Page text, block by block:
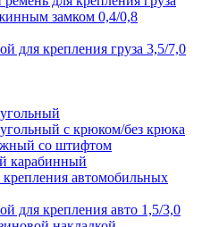
замком 0,4/0,8
для крепления груза 3,5/7,0
с крюком/без крюка
со штифтом
карабинный
автомобильных
для крепления авто 1,5/3,0